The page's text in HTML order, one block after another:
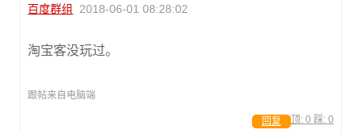
百度群组 2018-06-01 08:28:02
淘宝客没玩过。
跟帖来自电脑端
顶: 0 踩: 0
回复